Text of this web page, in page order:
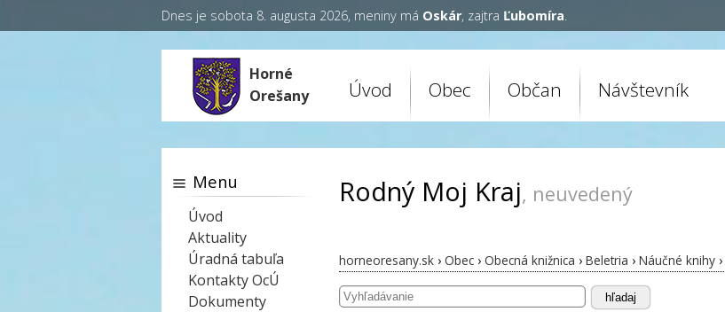
Dnes je sobota 8. augusta 2026, meniny má Oskár, zajtra Ľubomíra.
Horné
Orešany
Úvod Obec Občan Návštevník
Rodný Moj Kraj, neuvedený
horneoresany.sk › Obec › Obecná knižnica › Beletria › Náučné knihy ›
hľadaj
Menu
Úvod
Aktuality
Úradná tabuľa
Kontakty OcÚ
Dokumenty